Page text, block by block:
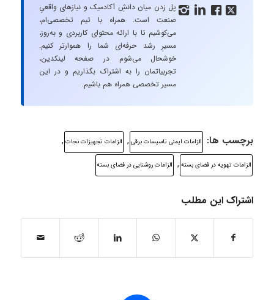
   
پل زدن میان دانشِ آکادمیک و نیازهای واقعیِ
صنعت است. همراه با تیم تخصصی‌ام،
می‌کوشیم تا با ارائه محتوای کاربردی و به‌روز،
مسیرِ رشد حرفه‌ای شما را هموارتر کنیم.
خوشحال می‌شوم در صفحه لینکدین،
تجربیاتمان را به اشتراک بگذاریم و در این
مسیر تخصصی همراه هم باشیم.
برچسب ها: الزامات ایمنی تاسیسات برقی , الزامات تجهیزات نجات ,
الزامات تهویه در فضای بسته , الزامات روشنایی در فضای بسته
اشتراک این مطلب